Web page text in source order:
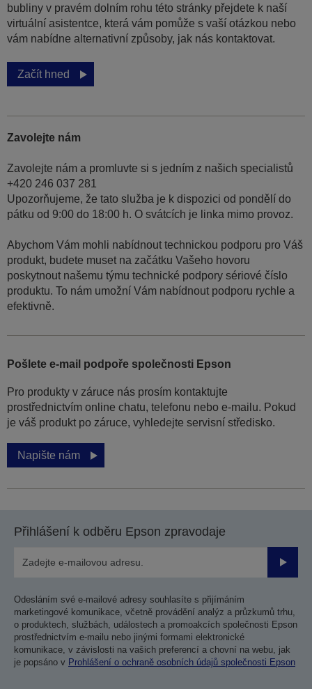
bubliny v pravém dolním rohu této stránky přejdete k naší
virtuální asistentce, která vám pomůže s vaší otázkou nebo
vám nabídne alternativní způsoby, jak nás kontaktovat.
Začít hned
Zavolejte nám
Zavolejte nám a promluvte si s jedním z našich specialistů
+420 246 037 281
Upozorňujeme, že tato služba je k dispozici od pondělí do
pátku od 9:00 do 18:00 h. O svátcích je linka mimo provoz.
Abychom Vám mohli nabídnout technickou podporu pro Váš
produkt, budete muset na začátku Vašeho hovoru
poskytnout našemu týmu technické podpory sériové číslo
produktu. To nám umožní Vám nabídnout podporu rychle a
efektivně.
Pošlete e-mail podpoře společnosti Epson
Pro produkty v záruce nás prosím kontaktujte
prostřednictvím online chatu, telefonu nebo e-mailu. Pokud
je váš produkt po záruce, vyhledejte servisní středisko.
Napište nám
Přihlášení k odběru Epson zpravodaje
Odesláním své e-mailové adresy souhlasíte s přijímáním
marketingové komunikace, včetně provádění analýz a průzkumů trhu,
o produktech, službách, událostech a promoakcích společnosti Epson
prostřednictvím e-mailu nebo jinými formami elektronické
komunikace, v závislosti na vašich preferencí a chovní na webu, jak
je popsáno v Prohlášení o ochraně osobních údajů společnosti Epson